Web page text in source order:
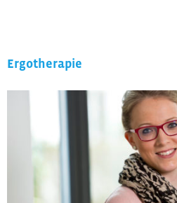
Ergotherapie